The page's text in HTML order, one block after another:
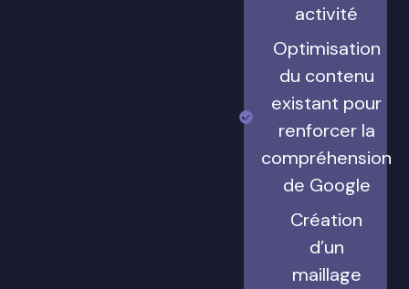
activité
Optimisation
du contenu
existant pour
renforcer la
compréhension
de Google
Création
d’un
maillage